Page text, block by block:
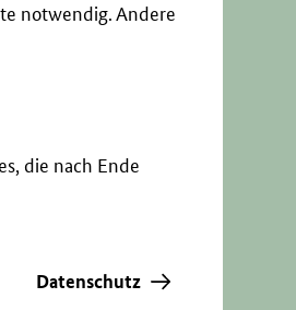
notwendig. Andere
die nach Ende
Datenschutz